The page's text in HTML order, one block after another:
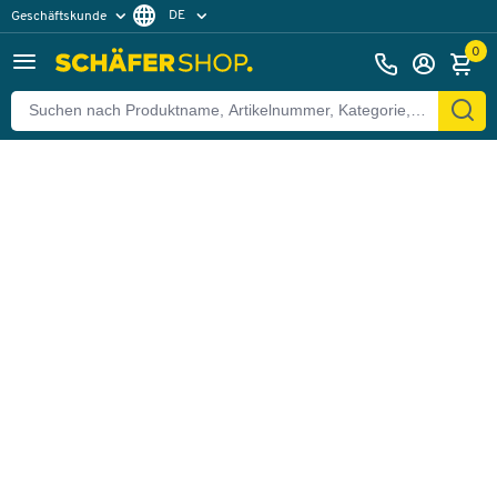
Geschäftskunde DE
0
Zurück